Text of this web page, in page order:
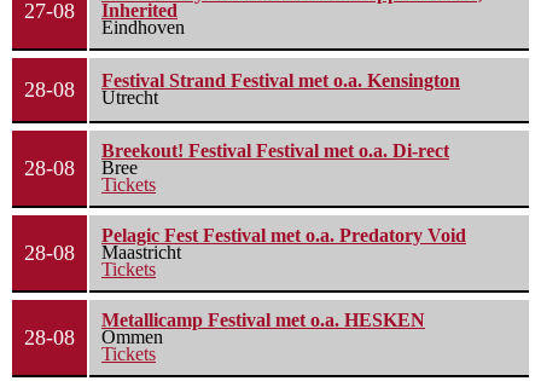
27-08
Inherited
Eindhoven
28-08
Festival Strand Festival met o.a. Kensington
Utrecht
28-08
Breekout! Festival Festival met o.a. Di-rect
Bree
Tickets
28-08
Pelagic Fest Festival met o.a. Predatory Void
Maastricht
Tickets
28-08
Metallicamp Festival met o.a. HESKEN
Ommen
Tickets